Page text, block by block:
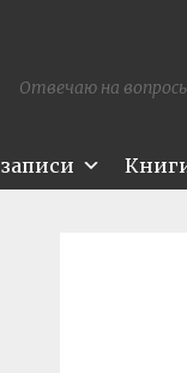
Отвечаю на